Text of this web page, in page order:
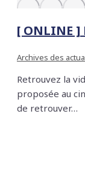
[ ONLINE
Archives des
Retrouvez la
proposée au
de retrouver…